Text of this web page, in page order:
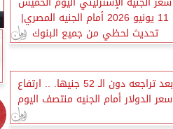
11 يونيو 2026 أمام الجنيه المصري|
تحديث لحظي من جميع البنوك
بعد تراجعه دون الـ 52 جنيها. .. ارتفاع
سعر الدولار أمام الجنيه منتصف اليوم